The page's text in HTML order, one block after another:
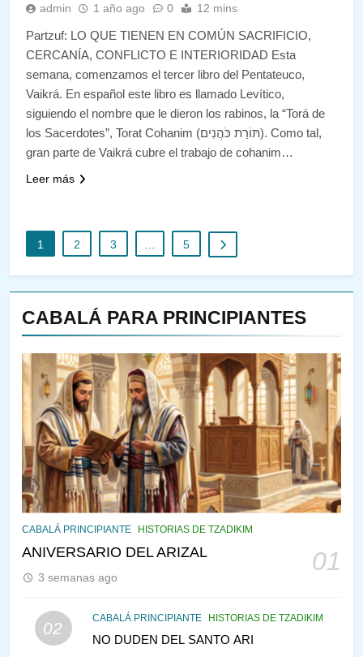
CABALÁ PARA PRINCIPIANTES
CABALÁ PRINCIPIANTE HISTORIAS DE TZADIKIM
ANIVERSARIO DEL ARIZAL 01
3 semanas ago
02
CABALÁ PRINCIPIANTE HISTORIAS DE TZADIKIM
NO DUDEN DEL SANTO ARI
144
¿QUIÉN ES SABIO? EL QUE
VE LO QUE VA A NACER
PENSAMIENTO JUDÍO PIRKEI AVOT
145
CABALÁ Y JASIDUT: EL
CONSEJO DE LOS PADRES
146
TEMPLO Y LA ALEGRÍA EN
admin 1 año ago 0 12 mins
Partzuf: LO QUE TIENEN EN COMÚN SACRIFICIO,
CERCANÍA, CONFLICTO E INTERIORIDAD Esta
semana, comenzamos el tercer libro del Pentateuco,
Vaikrá. En español este libro es llamado Levítico,
siguiendo el nombre que le dieron los rabinos, la “Torá de
los Sacerdotes”, Torat Cohanim (תּוֹרַת כֹּהֲנִים). Como tal,
gran parte de Vaikrá cubre el trabajo de cohanim…
Leer más
1 2 3 5